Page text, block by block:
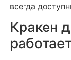
всегда
Кракен